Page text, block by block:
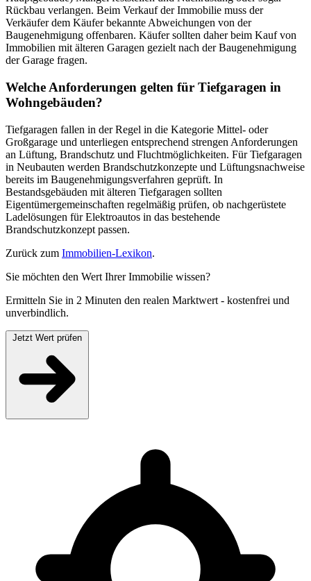
Rückbau verlangen. Beim Verkauf der Immobilie muss der
Verkäufer dem Käufer bekannte Abweichungen von der
Baugenehmigung offenbaren. Käufer sollten daher beim Kauf von
Immobilien mit älteren Garagen gezielt nach der Baugenehmigung
der Garage fragen.
Welche Anforderungen gelten für Tiefgaragen in
Wohngebäuden?
Tiefgaragen fallen in der Regel in die Kategorie Mittel- oder
Großgarage und unterliegen entsprechend strengen Anforderungen
an Lüftung, Brandschutz und Fluchtmöglichkeiten. Für Tiefgaragen
in Neubauten werden Brandschutzkonzepte und Lüftungsnachweise
bereits im Baugenehmigungsverfahren geprüft. In
Bestandsgebäuden mit älteren Tiefgaragen sollten
Eigentümergemeinschaften regelmäßig prüfen, ob nachgerüstete
Ladelösungen für Elektroautos in das bestehende
Brandschutzkonzept passen.
Zurück zum Immobilien-Lexikon.
Sie möchten den Wert Ihrer Immobilie wissen?
Ermitteln Sie in 2 Minuten den realen Marktwert - kostenfrei und
unverbindlich.